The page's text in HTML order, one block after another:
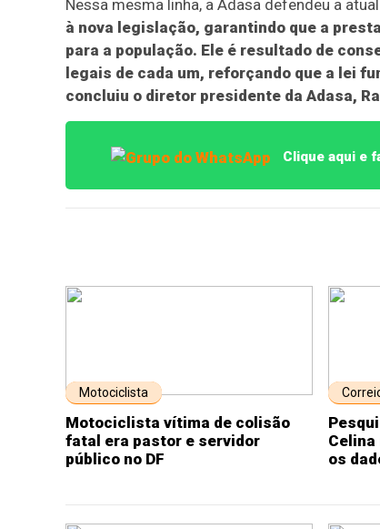
Nessa mesma linha, a Adasa defendeu a
à nova legislação, garantindo que a
para a população. Ele é resultado de
legais de cada um, reforçando que a lei
concluiu o diretor presidente da Adasa,
Clique aqui e
Motociclista
Motociclista vítima de colisão
fatal era pastor e servidor
público no DF
os